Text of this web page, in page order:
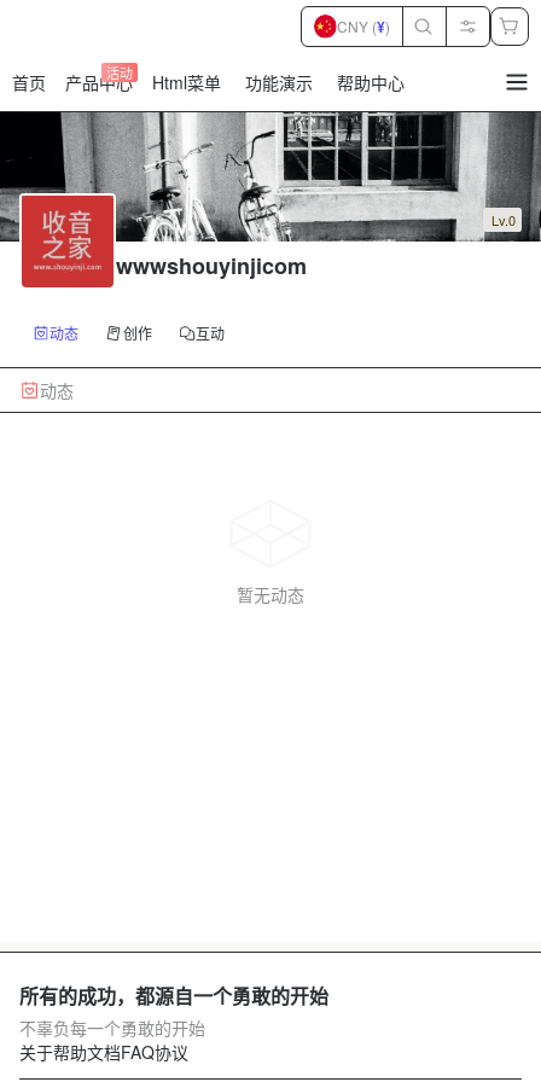
首页 产品中心
活动 Html菜单 功能演示 帮助中心
CNY (¥)
Lv.0
wwwshouyinjicom
动态 创作 互动
动态
暂无动态
所有的成功，都源自一个勇敢的开始
不辜负每一个勇敢的开始
关于帮助文档FAQ协议